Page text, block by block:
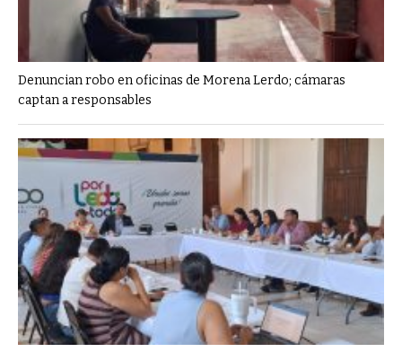
Denuncian robo en oficinas de Morena Lerdo; cámaras
captan a responsables